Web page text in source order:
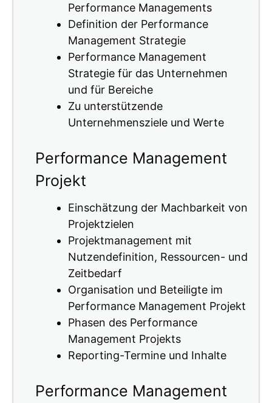
Performance Managements
Definition der Performance
Management Strategie
Performance Management
Strategie für das Unternehmen
und für Bereiche
Zu unterstützende
Unternehmensziele und Werte
Performance Management
Projekt
Einschätzung der Machbarkeit von
Projektzielen
Projektmanagement mit
Nutzendefinition, Ressourcen- und
Zeitbedarf
Organisation und Beteiligte im
Performance Management Projekt
Phasen des Performance
Management Projekts
Reporting-Termine und Inhalte
Performance Management